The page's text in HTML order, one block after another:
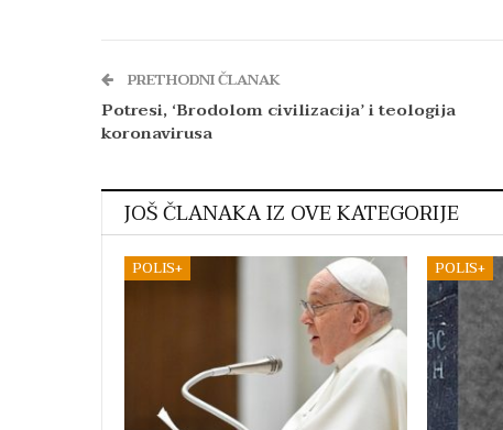
PRETHODNI ČLANAK
Potresi, ‘Brodolom civilizacija’ i teologija
koronavirusa
JOŠ ČLANAKA IZ OVE KATEGORIJE
POLIS+ POLIS+